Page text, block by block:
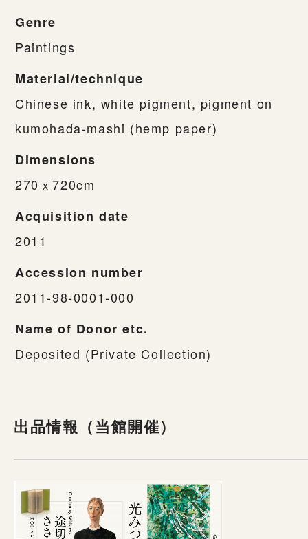
Genre
Paintings
Material/technique
Chinese ink, white pigment, pigment on
kumohada-mashi (hemp paper)
Dimensions
270ｘ720cm
Acquisition date
2011
Accession number
2011-98-0001-000
Name of Donor etc.
Deposited (Private Collection)
出品情報（当館開催）